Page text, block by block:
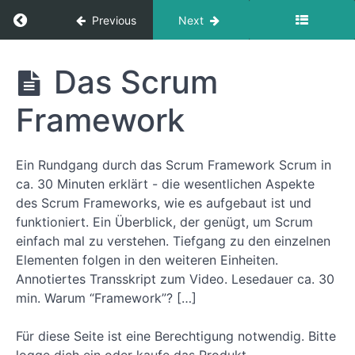
Return to course: Scrum Foundations (DE)
Previous Next
Scrum
Foundations
(DE)
Hello,
Scrum!
Was ist
Scrum?
Scrum
Das Scrum
Framework
Ein Rundgang durch das Scrum Framework Scrum in
ca. 30 Minuten erklärt - die wesentlichen Aspekte
des Scrum Frameworks, wie es aufgebaut ist und
funktioniert. Ein Überblick, der genügt, um Scrum
einfach mal zu verstehen. Tiefgang zu den einzelnen
Elementen folgen in den weiteren Einheiten.
Annotiertes Transskript zum Video. Lesedauer ca. 30
min. Warum “Framework”? […]
Für diese Seite ist eine Berechtigung notwendig. Bitte